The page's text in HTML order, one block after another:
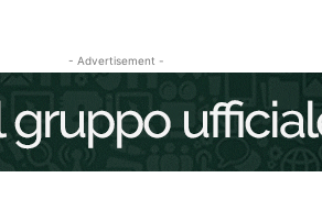
- Advertisement -